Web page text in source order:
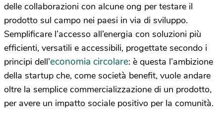
delle collaborazioni con alcune ong per testare il
prodotto sul campo nei paesi in via di sviluppo.
Semplificare l’accesso all’energia con soluzioni più
efficienti, versatili e accessibili, progettate secondo i
principi dell’economia circolare: è questa l’ambizione
della startup che, come società benefit, vuole andare
oltre la semplice commercializzazione di un prodotto,
per avere un impatto sociale positivo per la comunità.